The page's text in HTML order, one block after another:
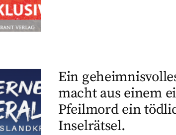
Ein
macht aus einem
Pfeilmord ein
Inselrätsel.